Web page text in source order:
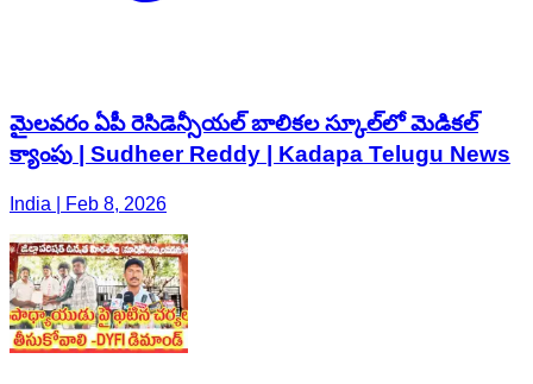
మైలవరం ఏపీ రెసిడెన్సీయల్ బాలికల స్కూల్‌లో మెడికల్
క్యాంపు | Sudheer Reddy | Kadapa Telugu News
India | Feb 8, 2026